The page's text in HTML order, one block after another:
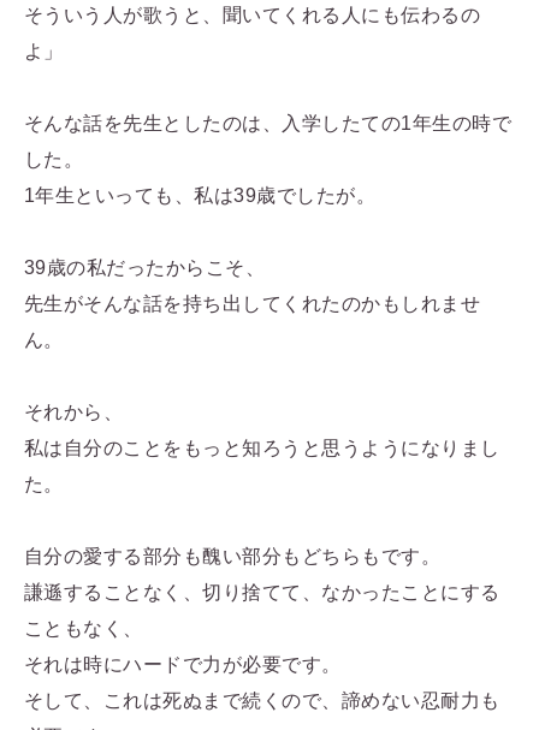
そういう人が歌うと、聞いてくれる人にも伝わるの
よ」
そんな話を先生としたのは、入学したての1年生の時で
した。
1年生といっても、私は39歳でしたが。
39歳の私だったからこそ、
先生がそんな話を持ち出してくれたのかもしれませ
ん。
それから、
私は自分のことをもっと知ろうと思うようになりまし
た。
自分の愛する部分も醜い部分もどちらもです。
謙遜することなく、切り捨てて、なかったことにする
こともなく、
それは時にハードで力が必要です。
そして、これは死ぬまで続くので、諦めない忍耐力も